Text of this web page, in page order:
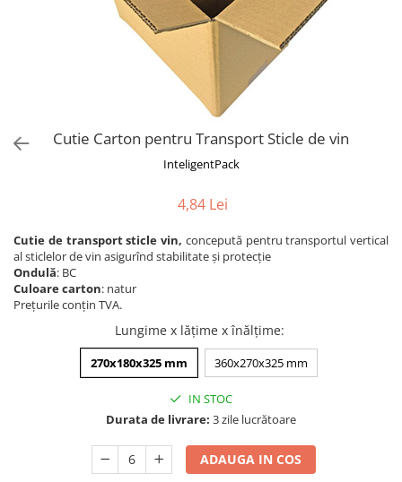
Cutie Carton pentru Transport Sticle de vin
InteligentPack
4,84 Lei
Cutie de transport sticle vin, concepută pentru transportul vertical
al sticlelor de vin asigurînd stabilitate și protecție
Ondulă: BC
Culoare carton: natur
Prețurile conțin TVA.
Lungime x lățime x înălțime:
270x180x325 mm 360x270x325 mm
IN STOC
Durata de livrare: 3 zile lucrătoare
ADAUGA IN COS